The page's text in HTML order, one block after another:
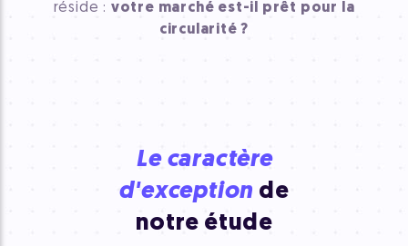
réside : votre marché est-il prêt pour la
circularité ?
Le caractère
d'exception de
notre étude